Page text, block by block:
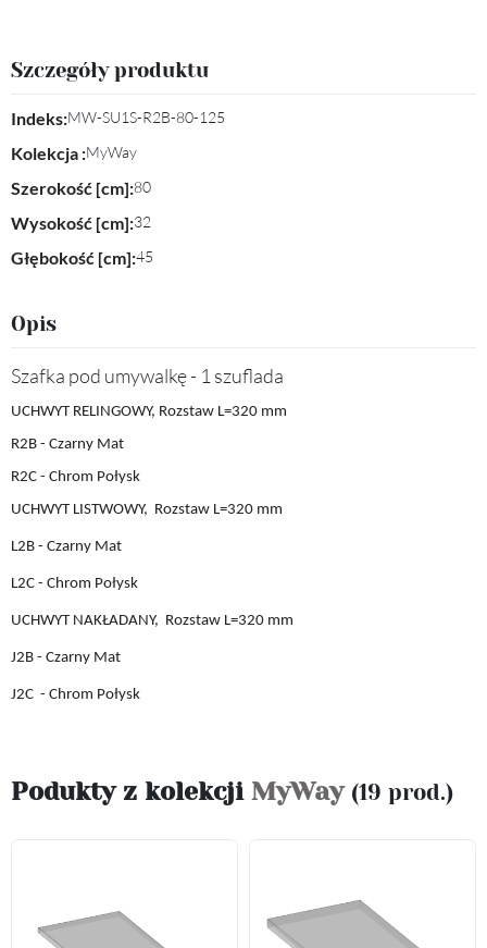
Szczegóły produktu
Indeks:MW-SU1S-R2B-80-125
Kolekcja :MyWay
Szerokość [cm]:80
Wysokość [cm]:32
Głębokość [cm]:45
Opis
Szafka pod umywalkę - 1 szuflada
UCHWYT RELINGOWY, Rozstaw L=320 mm
R2B - Czarny Mat
R2C - Chrom Połysk
UCHWYT LISTWOWY, Rozstaw L=320 mm
L2B - Czarny Mat
L2C - Chrom Połysk
UCHWYT NAKŁADANY, Rozstaw L=320 mm
J2B - Czarny Mat
J2C - Chrom Połysk
Podukty z kolekcji MyWay (19 prod.)